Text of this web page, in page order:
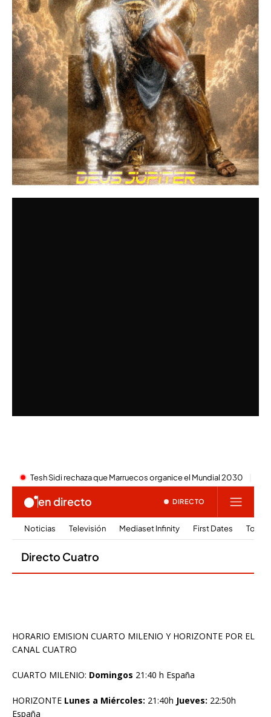
HORARIO EMISION CUARTO MILENIO Y HORIZONTE POR EL
CANAL CUATRO
CUARTO MILENIO: Domingos 21:40 h España
HORIZONTE Lunes a Miércoles: 21:40h Jueves: 22:50h
España